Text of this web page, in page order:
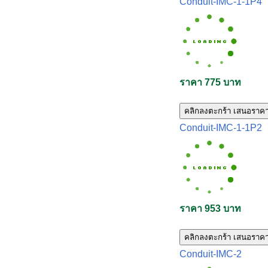
ราคา 775 บาท
คลิกลงตะกร้า เสนอราค
Conduit-IMC-1-1P2
ราคา 953 บาท
คลิกลงตะกร้า เสนอราค
Conduit-IMC-2